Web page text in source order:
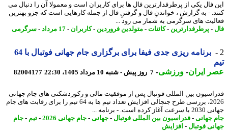
فال یکی از پرطرفدارترین فال ها برای کاربران است و معمولا آن را دنبال می
- به گزارش ، خواندنِ فال و گرفتنِ فال از جمله کارهایی است که جزو بهترین
های سرگرمی به شمار می رود ...
-پرطرفدارترین- کائنات-متولدین فروردین -کاربران - 17 مرداد -سرگرمی
برنامه ریزی جدی فیفا برای برگزاری جام جهانی فوتبال با 64
ایران- ورزشی-7 روز پیش - شنبه 10 مرداد 1405، 22:30 82004177
بین المللی فوتبال پس از موفقیت مالی و رکوردشکنی های جام جهانی
2026، بررسی طرح جنجالی افزایش تعداد تیم ها به 64 تیم را برای رقابت های جام
کرده است. - برنامه ...
جهانی-فدراسیون بین المللی فوتبال-جهانی-جام جهانی 2026 -تیم -جام
فوتبال-افزایش